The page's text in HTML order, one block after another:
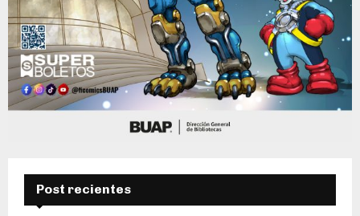
Post recientes